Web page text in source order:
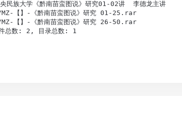
民族大学《黔南苗蛮图说》研究01-02讲  李
【】-《黔南苗蛮图说》研究 01-25.rar
【】-《黔南苗蛮图说》研究 26-50.rar
文件总数: 2, 目